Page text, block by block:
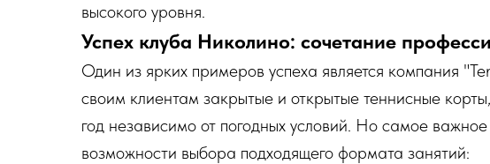
высокого уровня.
Успех клуба Николино: сочетание
Один из ярких примеров успеха является компания
своим клиентам закрытые и открытые теннисные
год независимо от погодных условий. Но самое
возможности выбора подходящего формата занятий: